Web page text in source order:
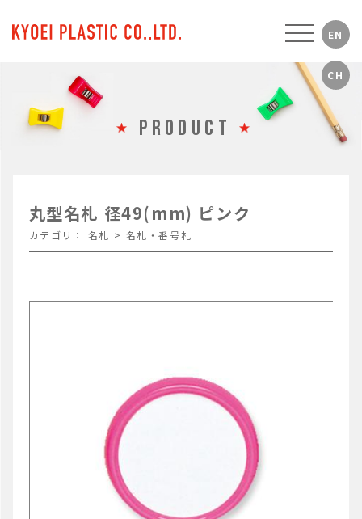
PRODUCT
丸型名札 径49(mm) ピンク
カテゴリ： 名札 > 名札・番号札